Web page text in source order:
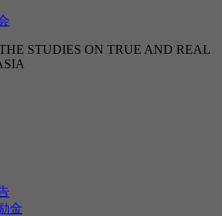
STUDIES ON TRUE AND REAL
金